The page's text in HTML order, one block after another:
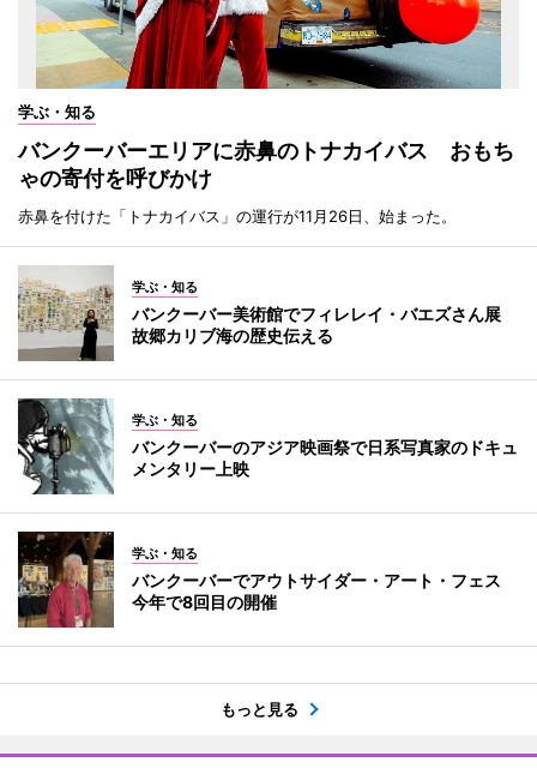
学ぶ・知る
バンクーバーエリアに赤鼻のトナカイバス おもち
ゃの寄付を呼びかけ
赤鼻を付けた「トナカイバス」の運行が11月26日、始まった。
学ぶ・知る
バンクーバー美術館でフィレレイ・バエズさん展
故郷カリブ海の歴史伝える
学ぶ・知る
バンクーバーのアジア映画祭で日系写真家のドキュ
メンタリー上映
学ぶ・知る
バンクーバーでアウトサイダー・アート・フェス
今年で8回目の開催
もっと見る